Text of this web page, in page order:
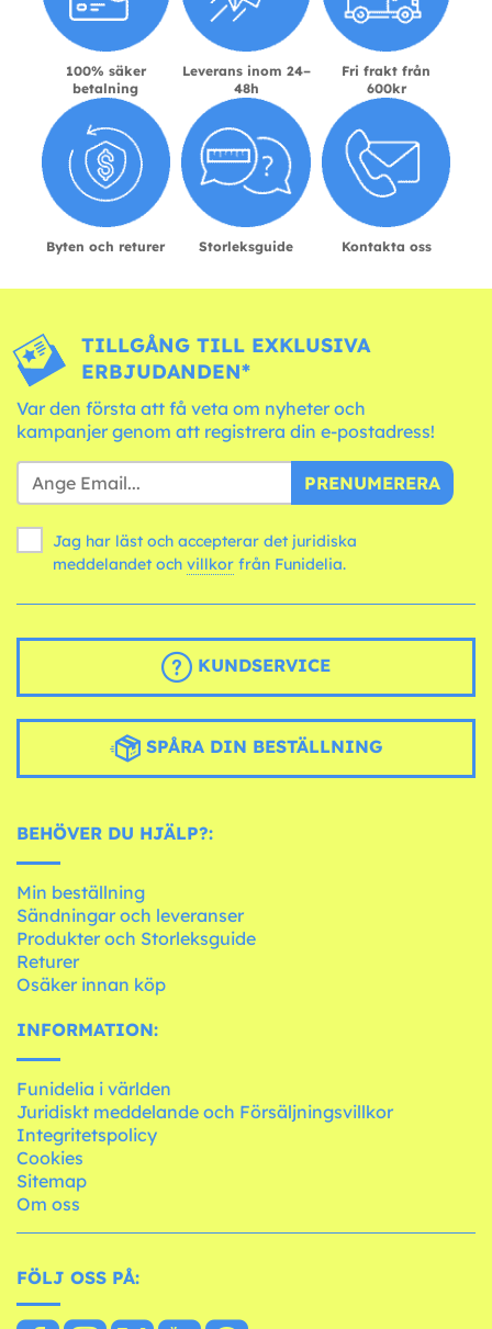
100% säker
betalning
Leverans inom 24–
48h
Fri frakt från
600kr
Byten och returer Storleksguide Kontakta oss
TILLGÅNG TILL EXKLUSIVA
ERBJUDANDEN*
Var den första att få veta om nyheter och
kampanjer genom att registrera din e-postadress!
PRENUMERERA
Jag har läst och accepterar det juridiska
meddelandet och villkor från Funidelia.
KUNDSERVICE
SPÅRA DIN BESTÄLLNING
BEHÖVER DU HJÄLP?:
Min beställning
Sändningar och leveranser
Produkter och Storleksguide
Returer
Osäker innan köp
INFORMATION:
Funidelia i världen
Juridiskt meddelande och Försäljningsvillkor
Integritetspolicy
Cookies
Sitemap
Om oss
FÖLJ OSS PÅ: